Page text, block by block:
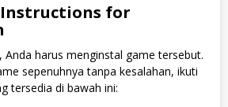
for
Anda harus menginstal game tersebut.
sepenuhnya tanpa kesalahan, ikuti
tersedia di bawah ini: